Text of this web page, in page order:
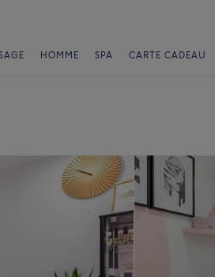
HOMME SPA CARTE CADEAU